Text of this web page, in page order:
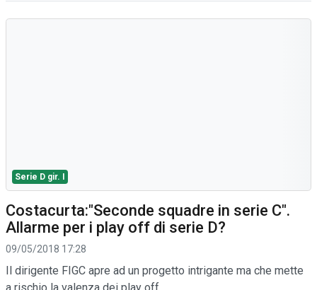
Serie D gir. I
Costacurta:"Seconde squadre in serie C".
Allarme per i play off di serie D?
09/05/2018 17:28
Il dirigente FIGC apre ad un progetto intrigante ma che mette